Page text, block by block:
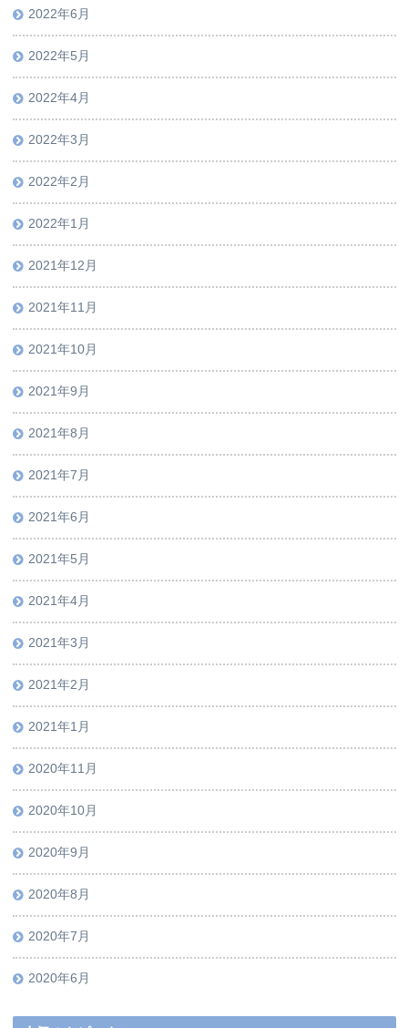
2022年6月
2022年5月
2022年4月
2022年3月
2022年2月
2022年1月
2021年12月
2021年11月
2021年10月
2021年9月
2021年8月
2021年7月
2021年6月
2021年5月
2021年4月
2021年3月
2021年2月
2021年1月
2020年11月
2020年10月
2020年9月
2020年8月
2020年7月
2020年6月